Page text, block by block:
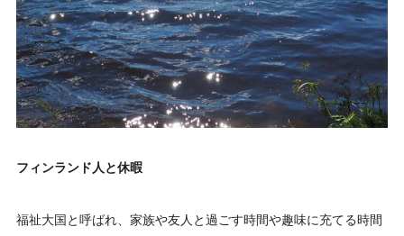
フィンランド人と休暇
福祉大国と呼ばれ、家族や友人と過ごす時間や趣味に充てる時間